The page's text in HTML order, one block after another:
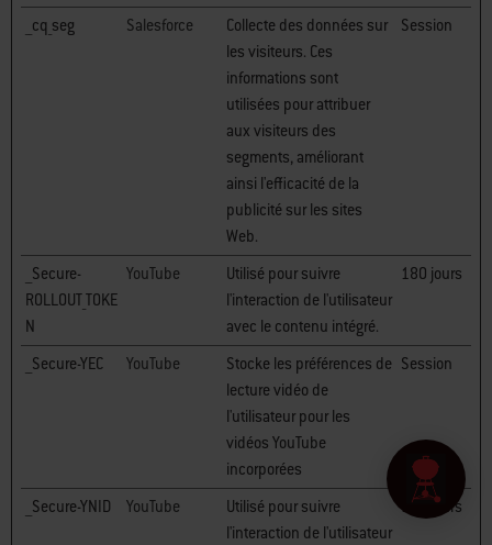
__cq_seg Salesforce
Collecte des données sur
les visiteurs. Ces
informations sont
utilisées pour attribuer
aux visiteurs des
segments, améliorant
ainsi l'efficacité de la
publicité sur les sites
Web.
Session
__Secure-
ROLLOUT_TOKE
N
YouTube
Utilisé pour suivre
l'interaction de l'utilisateur
avec le contenu intégré.
180 jours
__Secure-YEC YouTube
Stocke les préférences de
lecture vidéo de
l'utilisateur pour les
vidéos YouTube
incorporées
Session
__Secure-YNID YouTube
Utilisé pour suivre
l'interaction de l'utilisateur
180 jours